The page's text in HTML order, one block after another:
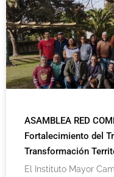
ASAMBLEA RED
Fortalecimiento del
Transformación
El Instituto Mayor